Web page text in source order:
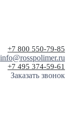
+7 800 550-79-85
info@rosspolimer.ru
+7 495 374-59-61
Заказать звонок